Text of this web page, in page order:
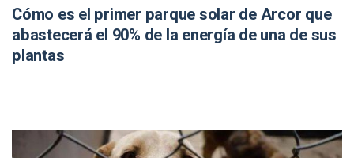
Cómo es el primer parque solar de Arcor que
abastecerá el 90% de la energía de una de sus
plantas